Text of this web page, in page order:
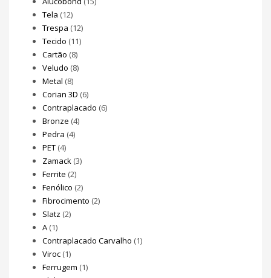
Tela (12)
Trespa (12)
Tecido (11)
Cartão (8)
Veludo (8)
Metal (8)
Corian 3D (6)
Contraplacado (6)
Bronze (4)
Pedra (4)
PET (4)
Zamack (3)
Ferrite (2)
Fenólico (2)
Fibrocimento (2)
Slatz (2)
A (1)
Contraplacado Carvalho (1)
Viroc (1)
Ferrugem (1)